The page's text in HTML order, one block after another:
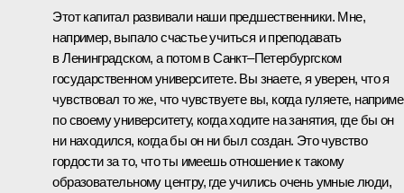
Этот капитал развивали наши предшественники. Мне,
например, выпало счастье учиться и преподавать
в Ленинградском, а потом в Санкт–Петербургском
государственном университете. Вы знаете, я уверен, что я
чувствовал то же, что чувствуете вы, когда гуляете,
по своему университету, когда ходите на занятия, где бы он
ни находился, когда бы он ни был создан. Это чувство
гордости за то, что ты имеешь отношение к такому
образовательному центру, где учились очень умные люди,